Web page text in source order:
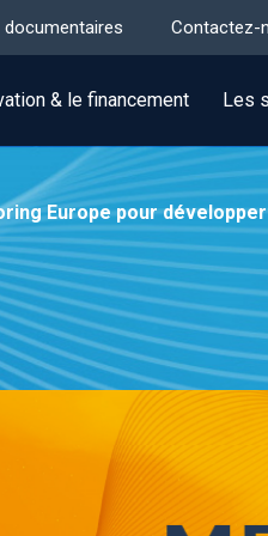
supplémentaires Contactez-
& le financement Les
Europe pour